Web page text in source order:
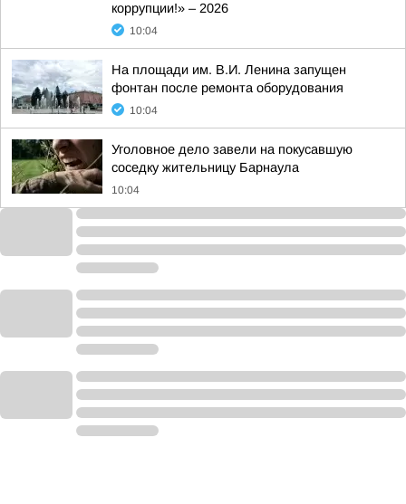
коррупции!» – 2026
10:04
На площади им. В.И. Ленина запущен
фонтан после ремонта оборудования
10:04
Уголовное дело завели на покусавшую
соседку жительницу Барнаула
10:04